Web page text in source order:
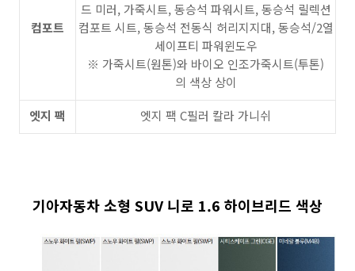
컴포트
드 미러, 가죽시트, 동승석 파워시트, 동승석 릴렉션
컴포트 시트, 동승석 전동식 허리지지대, 동승석/2열
세이프티 파워윈도우
※ 가죽시트(원톤)와 바이오 인조가죽시트(투톤)
의 색상 상이
엣지 팩
엣지 팩 C필러 칼라 가니쉬
기아자동차 소형 SUV 니로 1.6 하이브리드 색상